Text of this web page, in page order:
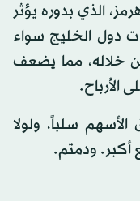
الذي بدوره يؤثر
دول الخليج سواء
خلاله، مما يضعف
الأرباح.
سلباً، ولولا
أكبر. ودمتم.